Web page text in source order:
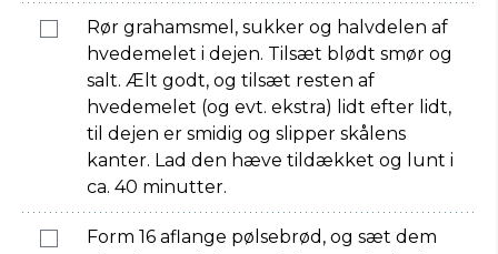
Rør grahamsmel, sukker og halvdelen af
hvedemelet i dejen. Tilsæt blødt smør og
salt. Ælt godt, og tilsæt resten af
hvedemelet (og evt. ekstra) lidt efter lidt,
til dejen er smidig og slipper skålens
kanter. Lad den hæve tildækket og lunt i
ca. 40 minutter.
Form 16 aflange pølsebrød, og sæt dem